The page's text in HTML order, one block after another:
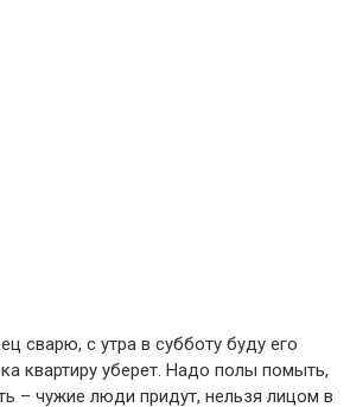
сварю, с утра в субботу буду его
квартиру уберет. Надо полы помыть,
– чужие люди придут, нельзя лицом в